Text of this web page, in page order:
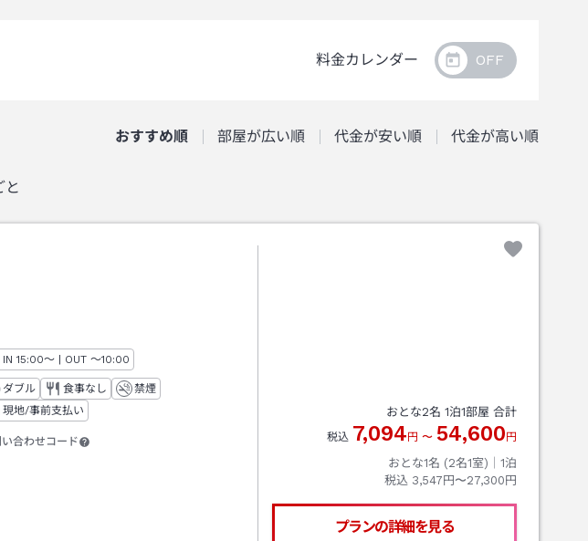
料金カレンダー
おすすめ順 部屋が広い順 代金が安い順 代金が高い順
と
IN チェックイン
15:00～ | OUT チェックアウト
～10:00
ダブル 食事なし
禁煙
現地/事前支払い
い合わせコード
おとな2名 1泊1部屋 合計
税込 7,094円 〜 54,600円
おとな1名 (2名1室)｜ 1泊
税込 3,547円〜27,300円
プランの詳細を見る